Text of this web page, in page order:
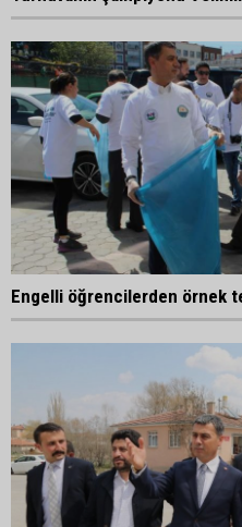
Engelli öğrencilerden örnek